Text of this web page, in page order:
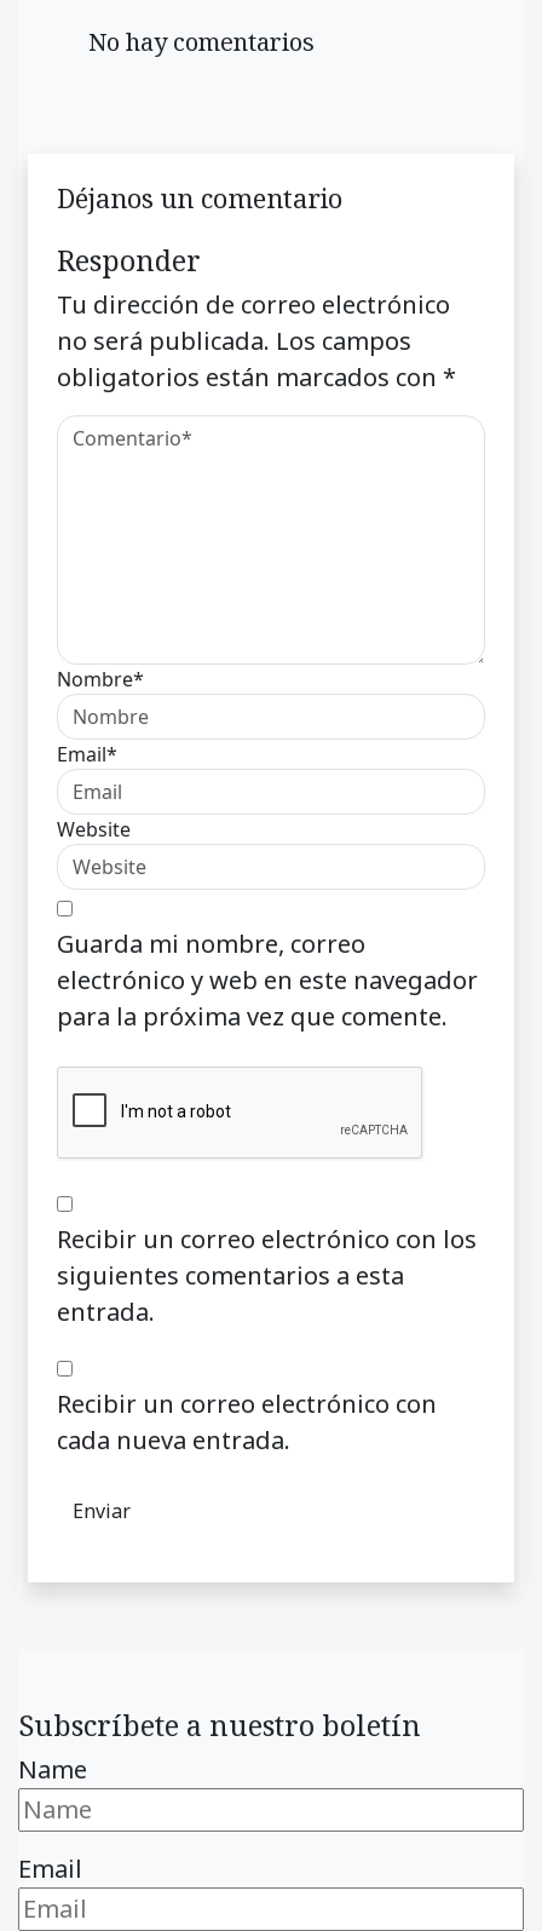
No hay comentarios
Déjanos un comentario
Responder
Tu dirección de correo electrónico
no será publicada. Los campos
obligatorios están marcados con *
Nombre*
Email*
Website
Guarda mi nombre, correo
electrónico y web en este navegador
para la próxima vez que comente.
Recibir un correo electrónico con los
siguientes comentarios a esta
entrada.
Recibir un correo electrónico con
cada nueva entrada.
Subscríbete a nuestro boletín
Name
Email